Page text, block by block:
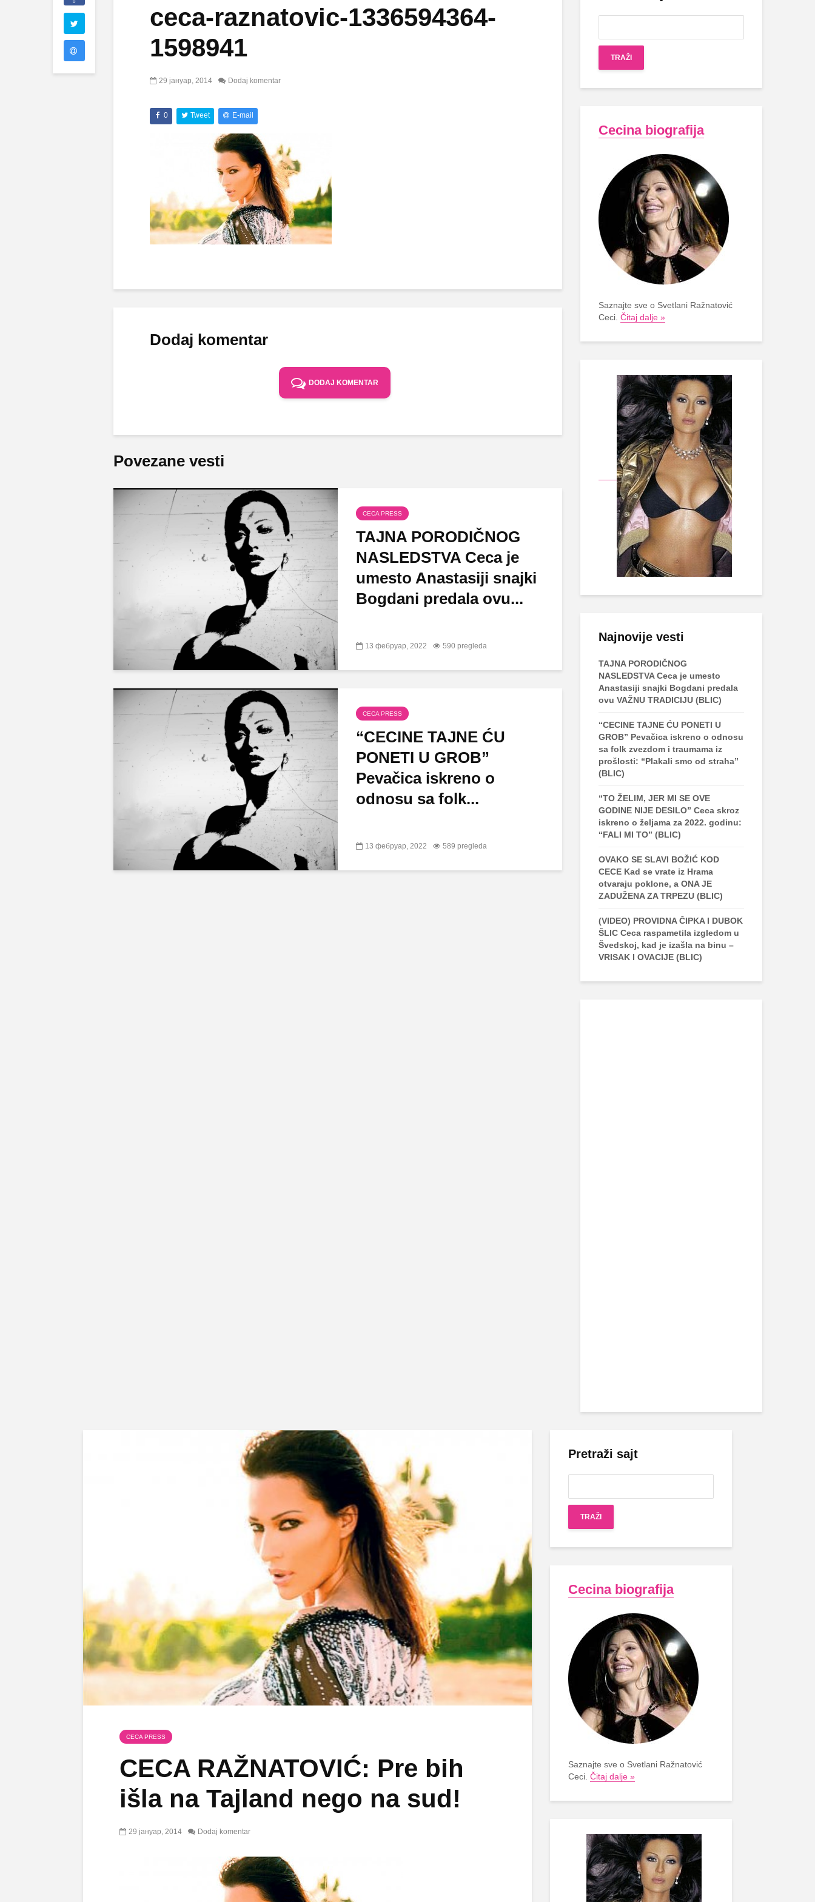
ceca-raznatovic-1336594364-
1598941
29 јануар, 2014 Dodaj komentar
0 Tweet E-mail
Dodaj komentar
DODAJ KOMENTAR
Povezane vesti
CECA PRESS
TAJNA PORODIČNOG
NASLEDSTVA Ceca je
umesto Anastasiji snajki
Bogdani predala ovu...
13 фебруар, 2022 590 pregleda
CECA PRESS
“CECINE TAJNE ĆU
PONETI U GROB”
Pevačica iskreno o
odnosu sa folk...
13 фебруар, 2022 589 pregleda
Cecina biografija
Saznajte sve o Svetlani Ražnatović
Ceci. Čitaj dalje »
Najnovije vesti
TAJNA PORODIČNOG
NASLEDSTVA Ceca je umesto
Anastasiji snajki Bogdani predala
ovu VAŽNU TRADICIJU (BLIC)
“CECINE TAJNE ĆU PONETI U
GROB” Pevačica iskreno o odnosu
sa folk zvezdom i traumama iz
prošlosti: “Plakali smo od straha”
(BLIC)
“TO ŽELIM, JER MI SE OVE
GODINE NIJE DESILO” Ceca skroz
iskreno o željama za 2022. godinu:
“FALI MI TO” (BLIC)
OVAKO SE SLAVI BOŽIĆ KOD
CECE Kad se vrate iz Hrama
otvaraju poklone, a ONA JE
ZADUŽENA ZA TRPEZU (BLIC)
(VIDEO) PROVIDNA ČIPKA I DUBOK
ŠLIC Ceca raspametila izgledom u
Švedskoj, kad je izašla na binu –
VRISAK I OVACIJE (BLIC)
CECA PRESS
CECA RAŽNATOVIĆ: Pre bih
išla na Tajland nego na sud!
29 јануар, 2014 Dodaj komentar
Pretraži sajt
Cecina biografija
Saznajte sve o Svetlani Ražnatović
Ceci. Čitaj dalje »